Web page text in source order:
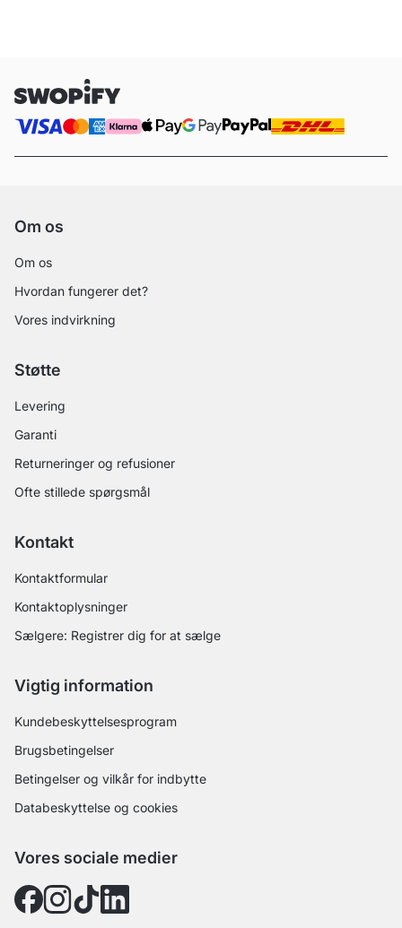
Om os
Om os
Hvordan fungerer det?
Vores indvirkning
Støtte
Levering
Garanti
Returneringer og refusioner
Ofte stillede spørgsmål
Kontakt
Kontaktformular
Kontaktoplysninger
Sælgere: Registrer dig for at sælge
Vigtig information
Kundebeskyttelsesprogram
Brugsbetingelser
Betingelser og vilkår for indbytte
Databeskyttelse og cookies
Vores sociale medier